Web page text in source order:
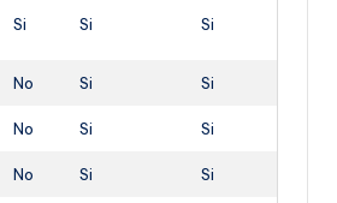
Si Si Si
No Si Si
No Si Si
No Si Si